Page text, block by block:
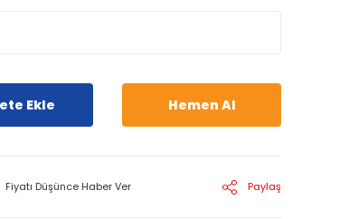
Ekle Hemen Al
Fiyatı Düşünce Haber Ver Paylaş